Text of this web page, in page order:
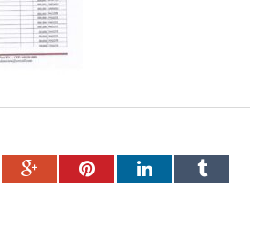
Google+PinterestLinkedInTumblr